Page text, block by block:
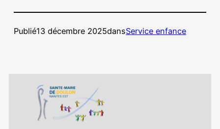
Publié13 décembre 2025dansService enfance